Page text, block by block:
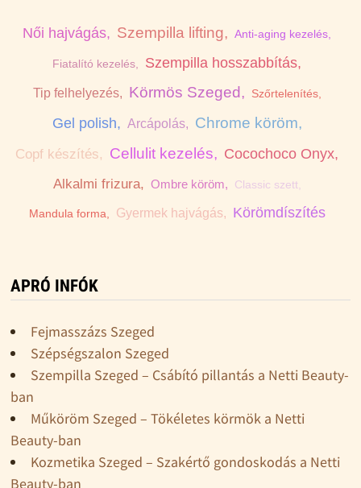
Női hajvágás, Szempilla lifting, Anti-aging kezelés,
Fiatalító kezelés, Szempilla hosszabbítás,
Tip felhelyezés, Körmös Szeged, Szőrtelenítés,
Gel polish, Arcápolás, Chrome köröm,
Copf készítés, Cellulit kezelés, Cocochoco Onyx,
Alkalmi frizura, Ombre köröm, Classic szett,
Mandula forma, Gyermek hajvágás, Körömdíszítés
APRÓ INFÓK
Fejmasszázs Szeged
Szépségszalon Szeged
Szempilla Szeged – Csábító pillantás a Netti Beauty-
ban
Műköröm Szeged – Tökéletes körmök a Netti
Beauty-ban
Kozmetika Szeged – Szakértő gondoskodás a Netti
Beauty-ban